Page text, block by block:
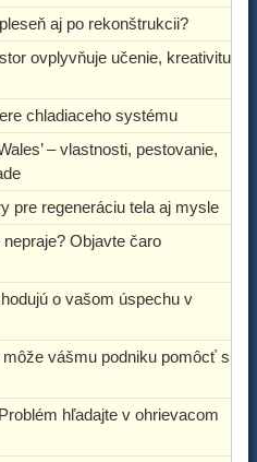
aj po rekonštrukcii?
ovplyvňuje učenie, kreativitu
chladiaceho systému
– vlastnosti, pestovanie,
pre regeneráciu tela aj mysle
Objavte čaro
o vašom úspechu v
vášmu podniku pomôcť s
hľadajte v ohrievacom